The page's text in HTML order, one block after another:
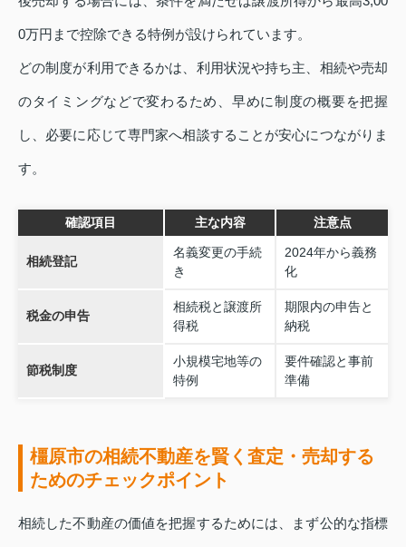
0万円まで控除できる特例が設けられています。
どの制度が利用できるかは、利用状況や持ち主、相続や売却
のタイミングなどで変わるため、早めに制度の概要を把握
し、必要に応じて専門家へ相談することが安心につながりま
す。
確認項目 主な内容 注意点
相続登記
名義変更の手続
き
2024年から義務
化
税金の申告
相続税と譲渡所
得税
期限内の申告と
納税
節税制度
小規模宅地等の
特例
要件確認と事前
準備
橿原市の相続不動産を賢く査定・売却する
ためのチェックポイント
相続した不動産の価値を把握するためには、まず公的な指標